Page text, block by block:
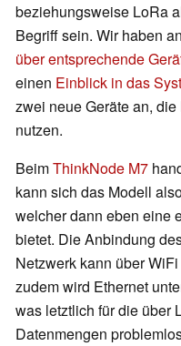
beziehungsweise LoRa
Begriff sein. Wir haben
über entsprechende
einen Einblick in das
zwei neue Geräte an,
nutzen.
BeimThinkNode M7
kann sich das Modell
welcher dann eben eine
bietet. Die Anbindung
Netzwerk kann über
zudem wird Ethernet
was letztlich für die über
Datenmengen